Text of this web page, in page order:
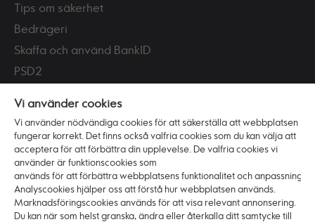
Tips om säkerhet
Bedrägeri
Skaffa och använd BankID
PSD2
Vi är Ikano Bank
Om banken
Karriär
Hållbarhet och ansvar
Press
Vi använder cookies
Vi använder nödvändiga cookies för att säkerställa att webbplatsen
fungerar korrekt. Det finns också valfria cookies som du kan välja att
acceptera för att förbättra din upplevelse. De valfria cookies vi
använder är funktionscookies som
används för att förbättra webbplatsens funktionalitet och anpassning.
Analyscookies hjälper oss att förstå hur webbplatsen används.
Marknadsföringscookies används för att visa relevant annonsering.
Du kan när som helst granska, ändra eller återkalla ditt samtycke till